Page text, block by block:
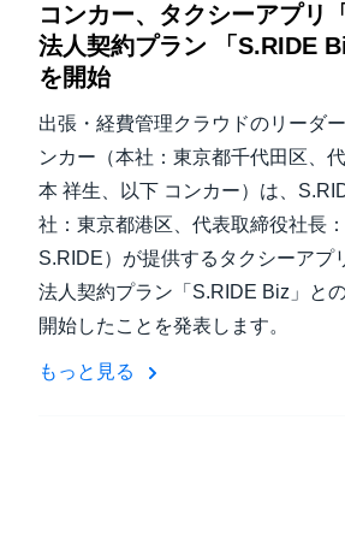
コンカー、タクシーアプリ
法人契約プラン 「S.RIDE
を開始
出張・経費管理クラウドのリーダ
ンカー（本社：東京都千代田区、
本 祥生、以下 コンカー）は、
社：東京都港区、代表取締役社長
S.RIDE）が提供するタクシーアプ
法人契約プラン「S.RIDE Biz」と
開始したことを発表します。
もっと見る